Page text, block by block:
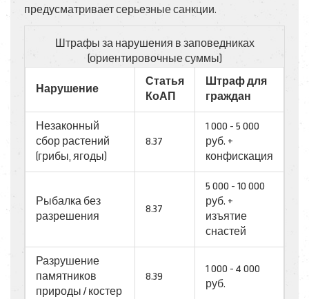
предусматривает серьезные санкции.
Штрафы за нарушения в заповедниках
(ориентировочные суммы)
Нарушение
Статья
КоАП
Штраф для
граждан
Незаконный
сбор растений
(грибы, ягоды)
8.37
1 000 - 5 000
руб. +
конфискация
Рыбалка без
разрешения
8.37
5 000 - 10 000
руб. +
изъятие
снастей
Разрушение
памятников
природы / костер
8.39
1 000 - 4 000
руб.